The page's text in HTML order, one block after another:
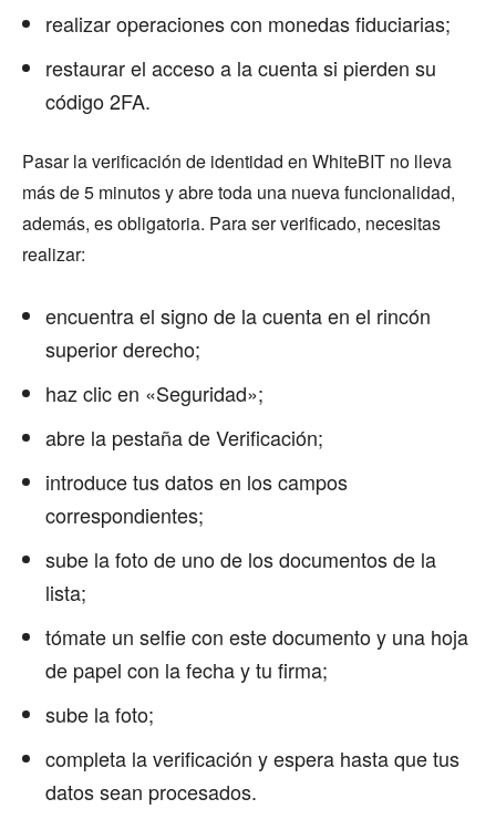
realizar operaciones con monedas fiduciarias;
restaurar el acceso a la cuenta si pierden su
código 2FA.
Pasar la verificación de identidad en WhiteBIT no lleva
más de 5 minutos y abre toda una nueva funcionalidad,
además, es obligatoria. Para ser verificado, necesitas
realizar:
encuentra el signo de la cuenta en el rincón
superior derecho;
haz clic en «Seguridad»;
abre la pestaña de Verificación;
introduce tus datos en los campos
correspondientes;
sube la foto de uno de los documentos de la
lista;
tómate un selfie con este documento y una hoja
de papel con la fecha y tu firma;
sube la foto;
completa la verificación y espera hasta que tus
datos sean procesados.